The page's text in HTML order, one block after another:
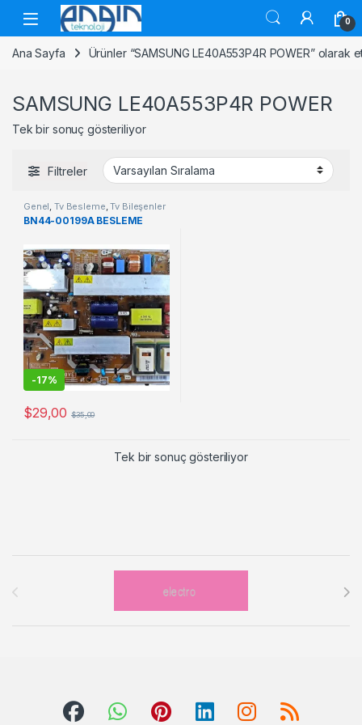
Skip to navigation
Skip to content
0
Ana Sayfa Ürünler “SAMSUNG LE40A553P4R POWER” olarak
SAMSUNG LE40A553P4R POWER
Tek bir sonuç gösteriliyor
Filtreler
Genel ,Tv Besleme ,Tv Bileşenler
BN44-00199A BESLEME
-17%
$29,00 $35,00
Tek bir sonuç gösteriliyor
Brands Carousel